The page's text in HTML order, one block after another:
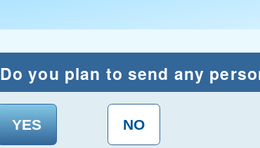
Do you plan to send any